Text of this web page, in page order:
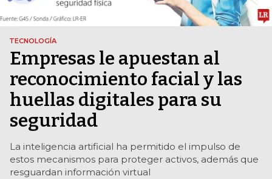
TECNOLOGÍA
Empresas le apuestan al
reconocimiento facial y las
huellas digitales para su
seguridad
La inteligencia artificial ha permitido el impulso de
estos mecanismos para proteger activos, además que
resguardan información virtual